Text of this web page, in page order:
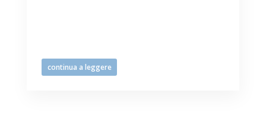
continua a leggere